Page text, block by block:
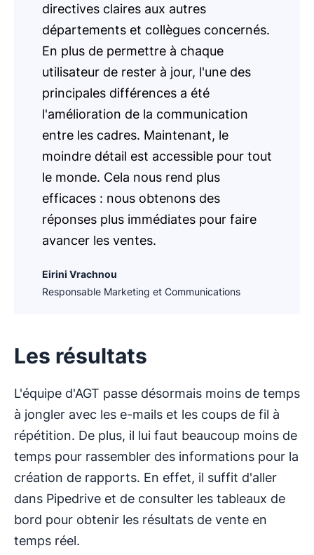
directives claires aux autres
départements et collègues concernés.
En plus de permettre à chaque
utilisateur de rester à jour, l'une des
principales différences a été
l'amélioration de la communication
entre les cadres. Maintenant, le
moindre détail est accessible pour tout
le monde. Cela nous rend plus
efficaces : nous obtenons des
réponses plus immédiates pour faire
avancer les ventes.
Eirini Vrachnou
Responsable Marketing et Communications
Les résultats
L'équipe d'AGT passe désormais moins de temps
à jongler avec les e-mails et les coups de fil à
répétition. De plus, il lui faut beaucoup moins de
temps pour rassembler des informations pour la
création de rapports. En effet, il suffit d'aller
dans Pipedrive et de consulter les tableaux de
bord pour obtenir les résultats de vente en
temps réel.